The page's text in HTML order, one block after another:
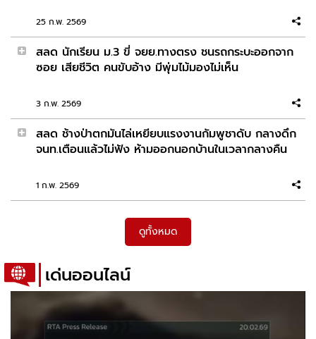
2026-02-22 11:06:22
“เต่ายักษ์” กลับคืนสู่เกาะกาลาปากอส หลังสูญพันธุ์
ไปกว่า 180 ปี
2026-02-21 10:49:54
ฉาว! พลทหารกลับค่ายช้า ถูกลงโทษ สั่งให้มุดบ่อ
เกรอะ-ใช้ไม้ฟาด ด้าน ทบ.เผยพาผู้เสียหายแจ้งความ-
จะจีบก็รีบจีบ จะได้น่ารักแค่กับเธอค้าบ Model: Yuha
2026-02-19 10:18:32
เขียนรหัส ไว้หลังบัตร ATM ทำกระเป๋าหาย คนเก็บได้
กดเงินเกลี้ยงบัญชี
25 ก.พ. 2569
สลด นักเรียน ม.3 ขี่ จยย.ทางตรง ชนรถกระบะออกจาก
ซอย เสียชีวิต คนขับอ้าง มีพุ่มไม้มองไม่เห็น
3 ก.พ. 2569
สลด ช้างป่าตกมันไล่เหยียบแรงงานกัมพูชาดับ กลางดึก
จนท.เตือนแล้วไม่ฟัง ห้ามออกนอกบ้านในเวลากลางคืน
1 ก.พ. 2569
ดูทั้งหมด
เด่นออนไลน์